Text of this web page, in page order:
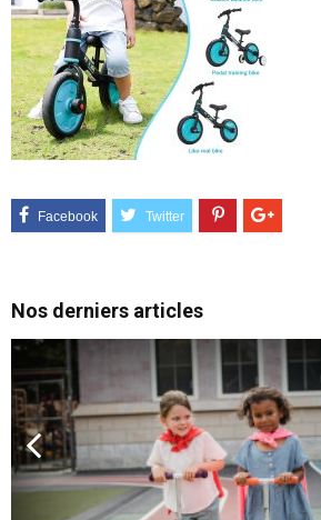
Nos derniers articles